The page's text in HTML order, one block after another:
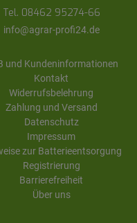
Tel. 08462 95274-66
info@agrar-profi24.de
und Kundeninformationen
Kontakt
Widerrufsbelehrung
Zahlung und Versand
Datenschutz
Impressum
zur Batterieentsorgung
Registrierung
Barrierefreiheit
Über uns